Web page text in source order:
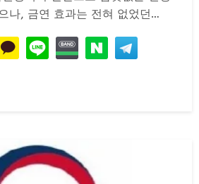
나, 금연 효과는 전혀 없었던…